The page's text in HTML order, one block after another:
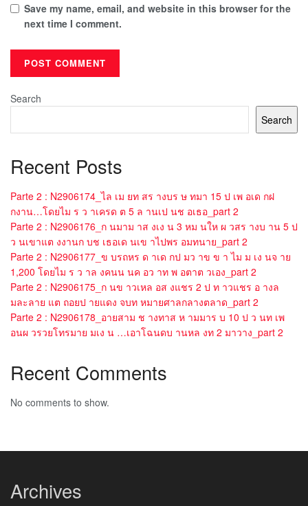
Save my name, email, and website in this browser for the
next time I comment.
Search
Search
Recent Posts
Parte 2 : N2906174_ไล เม ยท สร างบร ษ ทมา 15 ป เพ อเด กฝ
กงาน…โดยไม ร ว าเครด ต 5 ล านเป นช อเธอ_part 2
Parte 2 : N2906176_ก นมาม าส งเง น 3 หม นให ผ วสร างบ าน 5 ป
ว นเขาแต งงานก บช เธอเด นเข าไปพร อมทนาย_part 2
Parte 2 : N2906177_ข บรถหร ด าเด กป มว าข ข า ไม ม เง นจ าย
1,200 โดยไม ร ว าล งคนน นค อว าท พ อตาต วเอง_part 2
Parte 2 : N2906175_ก นข าวเหล อส งแชร 2 ป ท าวแชร อ างล
มละลาย แต ถอยป ายแดง จบท หมายศาลกลางตลาด_part 2
Parte 2 : N2906178_อายสาม ช างทาส ห ามมาร บ 10 ป ว นท เพ
อนผ วรวยโทรมาย มเง น …เอาโฉนดบ านหล งท 2 มาวาง_part 2
Recent Comments
No comments to show.
Archives